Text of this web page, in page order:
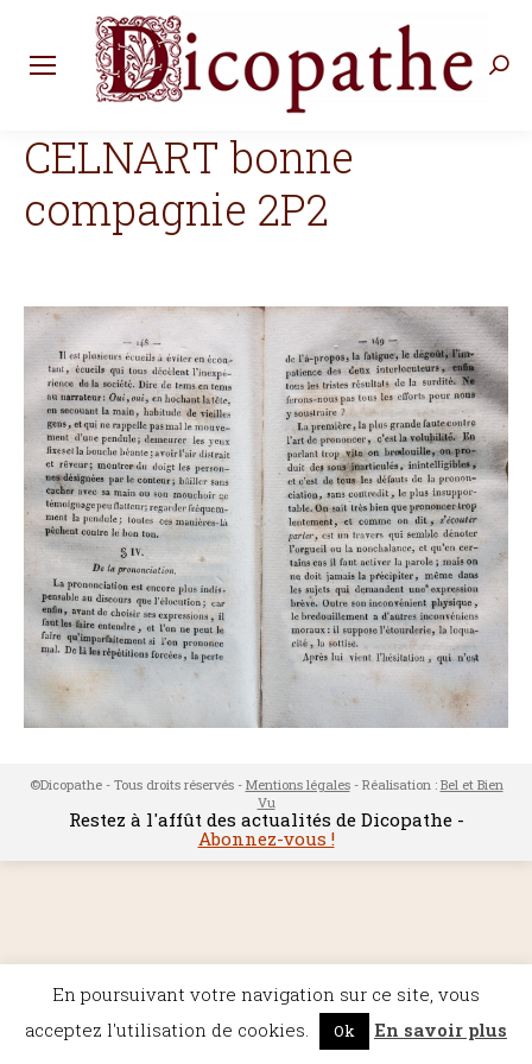
CELNART bonne
compagnie 2P2
©Dicopathe - Tous droits réservés - Mentions légales- Réalisation : Bel et Bien
Vu
Restez à l'affût des actualités de Dicopathe -
Abonnez-vous !
En poursuivant votre navigation sur ce site, vous
acceptez l'utilisation de cookies.
Ok En savoir plus